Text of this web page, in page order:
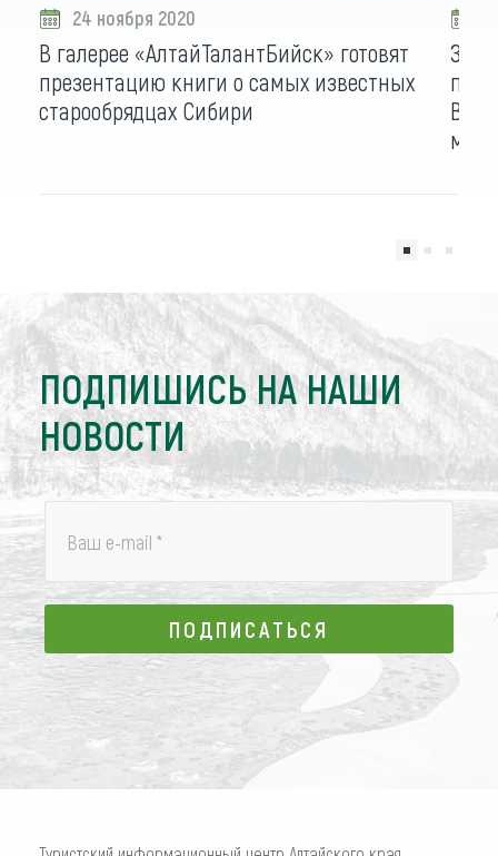
24 ноября 2020
В галерее «АлтайТалантБийск» готовят
презентацию книги о самых известных
старообрядцах Сибири
ПОДПИШИСЬ НА НАШИ
НОВОСТИ
Ваш e-mail *
ПОДПИСАТЬСЯ
ПОДПИСАТЬСЯ